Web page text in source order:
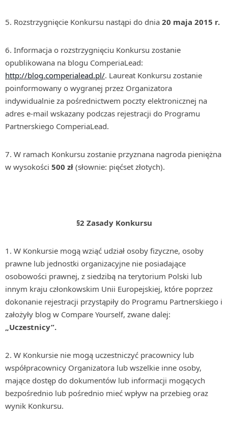
5. Rozstrzygnięcie Konkursu nastąpi do dnia 20 maja 2015 r.
6. Informacja o rozstrzygnięciu Konkursu zostanie
opublikowana na blogu ComperiaLead:
http://blog.comperialead.pl/. Laureat Konkursu zostanie
poinformowany o wygranej przez Organizatora
indywidualnie za pośrednictwem poczty elektronicznej na
adres e-mail wskazany podczas rejestracji do Programu
Partnerskiego ComperiaLead.
7. W ramach Konkursu zostanie przyznana nagroda pieniężna
w wysokości 500 zł (słownie: pięćset złotych).
§2 Zasady Konkursu
1. W Konkursie mogą wziąć udział osoby fizyczne, osoby
prawne lub jednostki organizacyjne nie posiadające
osobowości prawnej, z siedzibą na terytorium Polski lub
innym kraju członkowskim Unii Europejskiej, które poprzez
dokonanie rejestracji przystąpiły do Programu Partnerskiego i
założyły blog w Compare Yourself, zwane dalej:
„Uczestnicy”.
2. W Konkursie nie mogą uczestniczyć pracownicy lub
współpracownicy Organizatora lub wszelkie inne osoby,
mające dostęp do dokumentów lub informacji mogących
bezpośrednio lub pośrednio mieć wpływ na przebieg oraz
wynik Konkursu.